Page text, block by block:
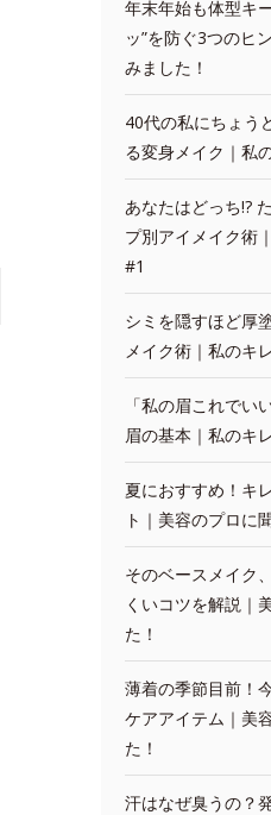
年末年始も体型キ
ッ”を防ぐ3つのヒ
みました！
40代の私にちょう
る変身メイク｜私
あなたはどっち!?
プ別アイメイク術
#1
シミを隠すほど厚
メイク術｜私のキ
「私の眉これでい
眉の基本｜私のキ
夏におすすめ！キ
ト｜美容のプロに
そのベースメイク
くいコツを解説｜
た！
薄着の季節目前！
ケアアイテム｜美
た！
汗はなぜ臭うの？